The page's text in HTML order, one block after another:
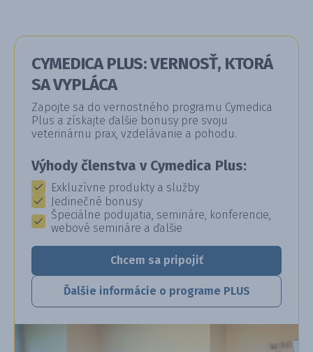
CYMEDICA PLUS: VERNOSŤ, KTORÁ
SA VYPLÁCA
Zapojte sa do vernostného programu Cymedica
Plus a získajte ďalšie bonusy pre svoju
veterinárnu prax, vzdelávanie a pohodu.
Výhody členstva v Cymedica Plus:
Exkluzívne produkty a služby
Jedinečné bonusy
Špeciálne podujatia, semináre, konferencie,
webové semináre a ďalšie
Chcem sa pripojiť
Ďalšie informácie o programe PLUS